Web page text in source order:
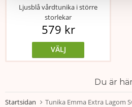
Ljusblå vårdtunika i större
storlekar
579 kr
VÄLJ
Du är här
Startsidan Tunika Emma Extra Lagom